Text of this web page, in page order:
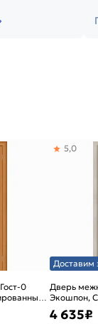
0
Доставим
Дверь
Экошпон,
5,0
4 635₽